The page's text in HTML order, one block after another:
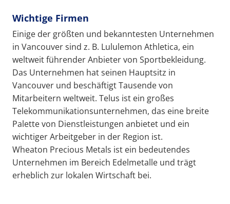
Wichtige Firmen
Einige der größten und bekanntesten Unternehmen
in Vancouver sind z. B. Lululemon Athletica, ein
weltweit führender Anbieter von Sportbekleidung.
Das Unternehmen hat seinen Hauptsitz in
Vancouver und beschäftigt Tausende von
Mitarbeitern weltweit. Telus ist ein großes
Telekommunikationsunternehmen, das eine breite
Palette von Dienstleistungen anbietet und ein
wichtiger Arbeitgeber in der Region ist.
Wheaton Precious Metals ist ein bedeutendes
Unternehmen im Bereich Edelmetalle und trägt
erheblich zur lokalen Wirtschaft bei.